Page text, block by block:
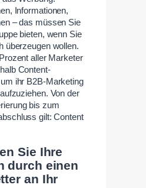
Informationen,
– das müssen Sie
bieten, wenn Sie
überzeugen wollen.
aller Marketer
Content-
ihr B2B-Marketing
Von der
bis zum
gilt: Content
Sie Ihre
durch einen
an Ihr